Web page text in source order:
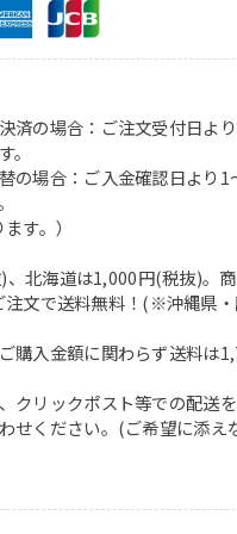
済の場合：ご注文受付日よ
。
の場合：ご入金確認日より1
す。）
北海道は1,000円(税抜)。
文で送料無料！(※沖縄県
購入金額に関わらず送料は
クリックポスト等での配送
せください。(ご希望に添え